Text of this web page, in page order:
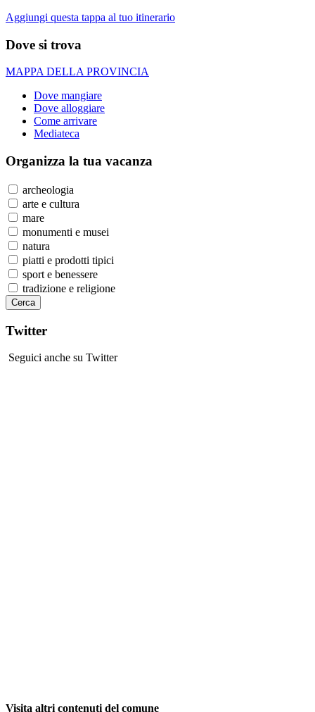
Aggiungi questa tappa al tuo itinerario
Dove si trova
MAPPA DELLA PROVINCIA
Dove mangiare
Dove alloggiare
Come arrivare
Mediateca
Organizza la tua vacanza
archeologia
arte e cultura
mare
monumenti e musei
natura
piatti e prodotti tipici
sport e benessere
tradizione e religione
Twitter
Seguici anche su Twitter
Visita altri contenuti del comune